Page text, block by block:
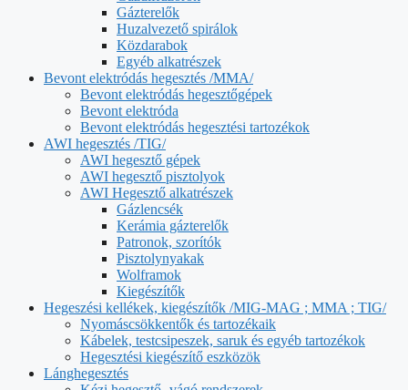
Gázterelők
Huzalvezető spirálok
Közdarabok
Egyéb alkatrészek
Bevont elektródás hegesztés /MMA/
Bevont elektródás hegesztőgépek
Bevont elektróda
Bevont elektródás hegesztési tartozékok
AWI hegesztés /TIG/
AWI hegesztő gépek
AWI hegesztő pisztolyok
AWI Hegesztő alkatrészek
Gázlencsék
Kerámia gázterelők
Patronok, szorítók
Pisztolynyakak
Wolframok
Kiegészítők
Hegeszési kellékek, kiegészítők /MIG-MAG ; MMA ; TIG/
Nyomáscsökkentők és tartozékaik
Kábelek, testcsipeszek, saruk és egyéb tartozékok
Hegesztési kiegészítő eszközök
Lánghegesztés